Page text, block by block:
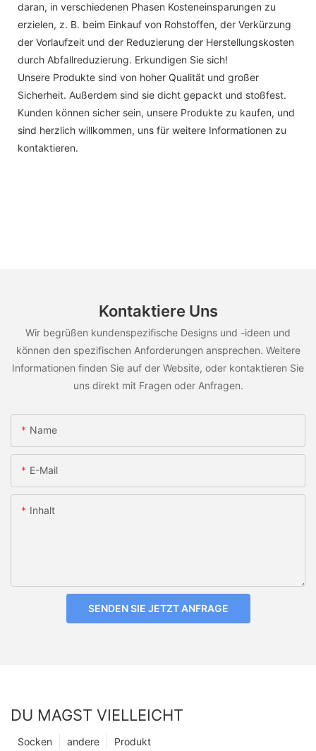
daran, in verschiedenen Phasen Kosteneinsparungen zu
erzielen, z. B. beim Einkauf von Rohstoffen, der Verkürzung
der Vorlaufzeit und der Reduzierung der Herstellungskosten
durch Abfallreduzierung. Erkundigen Sie sich!
Unsere Produkte sind von hoher Qualität und großer
Sicherheit. Außerdem sind sie dicht gepackt und stoßfest.
Kunden können sicher sein, unsere Produkte zu kaufen, und
sind herzlich willkommen, uns für weitere Informationen zu
kontaktieren.
Kontaktiere Uns
Wir begrüßen kundenspezifische Designs und -ideen und
können den spezifischen Anforderungen ansprechen. Weitere
Informationen finden Sie auf der Website, oder kontaktieren Sie
uns direkt mit Fragen oder Anfragen.
Name
E-Mail
Inhalt
SENDEN SIE JETZT ANFRAGE
DU MAGST VIELLEICHT
Produkt
andere
Socken